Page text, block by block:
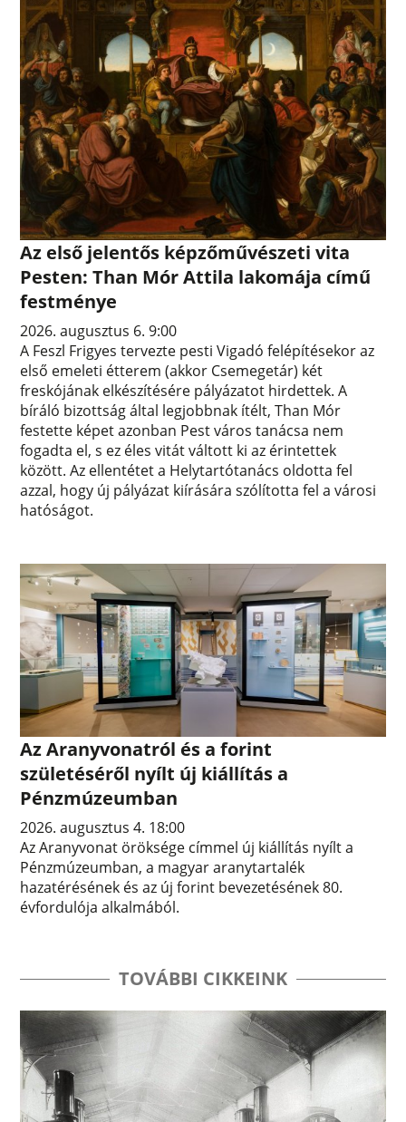
Az első jelentős képzőművészeti vita
Pesten: Than Mór Attila lakomája című
festménye
2026. augusztus 6. 9:00
A Feszl Frigyes tervezte pesti Vigadó felépítésekor az
első emeleti étterem (akkor Csemegetár) két
freskójának elkészítésére pályázatot hirdettek. A
bíráló bizottság által legjobbnak ítélt, Than Mór
festette képet azonban Pest város tanácsa nem
fogadta el, s ez éles vitát váltott ki az érintettek
között. Az ellentétet a Helytartótanács oldotta fel
azzal, hogy új pályázat kiírására szólította fel a városi
hatóságot.
Az Aranyvonatról és a forint
születéséről nyílt új kiállítás a
Pénzmúzeumban
2026. augusztus 4. 18:00
Az Aranyvonat öröksége címmel új kiállítás nyílt a
Pénzmúzeumban, a magyar aranytartalék
hazatérésének és az új forint bevezetésének 80.
évfordulója alkalmából.
TOVÁBBI CIKKEINK